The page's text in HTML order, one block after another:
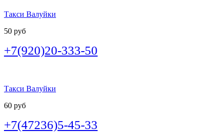
Такси Валуйки
50 руб
+7(920)20-333-50
Такси Валуйки
60 руб
+7(47236)5-45-33